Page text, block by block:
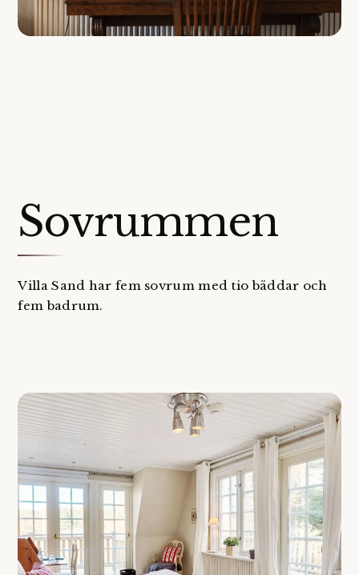
Sovrummen
Villa Sand har fem sovrum med tio bäddar och
fem badrum.